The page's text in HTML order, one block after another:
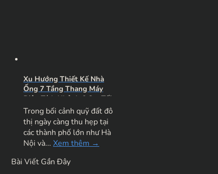
Xu Hướng Thiết Kế Nhà
Ống 7 Tầng Thang Máy
Diện Tích Nhỏ 4×9.3m Tối
Ưu Dòng Tiền Cho Thuê
Trong bối cảnh quỹ đất đô
thị ngày càng thu hẹp tại
các thành phố lớn như Hà
Nội và... Xem thêm →
Bài Viết Gần Đây